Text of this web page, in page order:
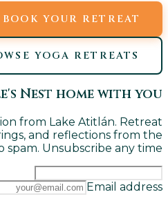
BOOK YOUR RETREAT
YOGA RETREATS
Nest home with you
from Lake Atitlán. Retreat
and reflections from the
spam. Unsubscribe any time.
Email address